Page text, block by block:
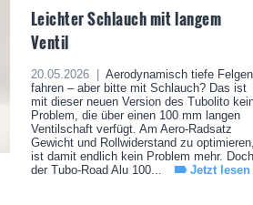
Leichter Schlauch mit langem
Ventil
20.05.2026 |
Aerodynamisch tiefe Felgen
fahren – aber bitte mit Schlauch? Das ist
mit dieser neuen Version des Tubolito
Problem, die über einen 100 mm langen
Ventilschaft verfügt. Am Aero-Radsatz
Gewicht und Rollwiderstand zu
ist damit endlich kein Problem mehr. Doch
der Tubo-Road Alu 100...
Jetzt lesen